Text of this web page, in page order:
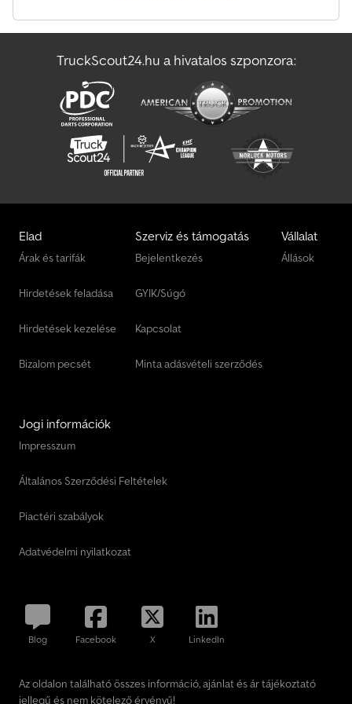
Ztalajlazító Gép
Építkezési Gép Utánfutó
TruckScout24.hu a hivatalos szponzora:
Elad
Árak és tarifák
Hirdetések feladása
Hirdetések kezelése
Bizalom pecsét
Szerviz és támogatás
Bejelentkezés
GYIK/Súgó
Kapcsolat
Minta adásvételi szerződés
Vállalat
Állások
Jogi információk
Impresszum
Általános Szerződési Feltételek
Piactéri szabályok
Adatvédelmi nyilatkozat
Blog Facebook X LinkedIn
Az oldalon található összes információ, ajánlat és ár tájékoztató
jellegű és nem kötelező érvényű!